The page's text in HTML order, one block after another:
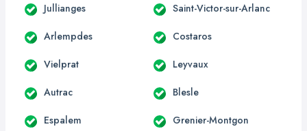
Jullianges Saint-Victor-sur-Arlanc
Arlempdes Costaros
Vielprat Leyvaux
Autrac Blesle
Espalem Grenier-Montgon